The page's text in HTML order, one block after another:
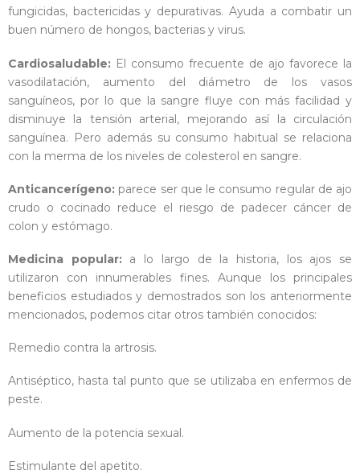
fungicidas, bactericidas y depurativas. Ayuda a combatir un
buen número de hongos, bacterias y virus.
Cardiosaludable: El consumo frecuente de ajo favorece la
vasodilatación, aumento del diámetro de los vasos
sanguíneos, por lo que la sangre fluye con más facilidad y
disminuye la tensión arterial, mejorando así la circulación
sanguínea. Pero además su consumo habitual se relaciona
con la merma de los niveles de colesterol en sangre.
Anticancerígeno: parece ser que le consumo regular de ajo
crudo o cocinado reduce el riesgo de padecer cáncer de
colon y estómago.
Medicina popular: a lo largo de la historia, los ajos se
utilizaron con innumerables fines. Aunque los principales
beneficios estudiados y demostrados son los anteriormente
mencionados, podemos citar otros también conocidos:
Remedio contra la artrosis.
Antiséptico, hasta tal punto que se utilizaba en enfermos de
peste.
Aumento de la potencia sexual.
Estimulante del apetito.